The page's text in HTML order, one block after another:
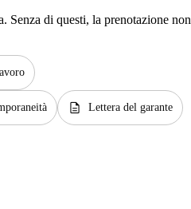
Senza di questi, la prenotazione non
description Lettera del garante